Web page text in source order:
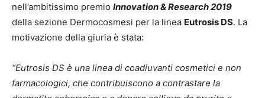
nell’ambitissimo premio Innovation & Research 2019
della sezione Dermocosmesi per la linea Eutrosis DS. La
motivazione della giuria è stata:
“Eutrosis DS è una linea di coadiuvanti cosmetici e non
farmacologici, che contribuiscono a contrastare la